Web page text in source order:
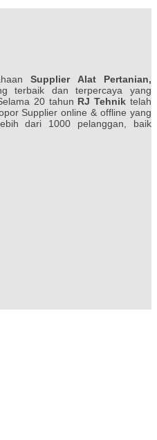
Supplier Alat Pertanian,
terbaik dan terpercaya yang
20 tahun RJ Tehnik telah
Supplier online & offline yang
dari 1000 pelanggan, baik